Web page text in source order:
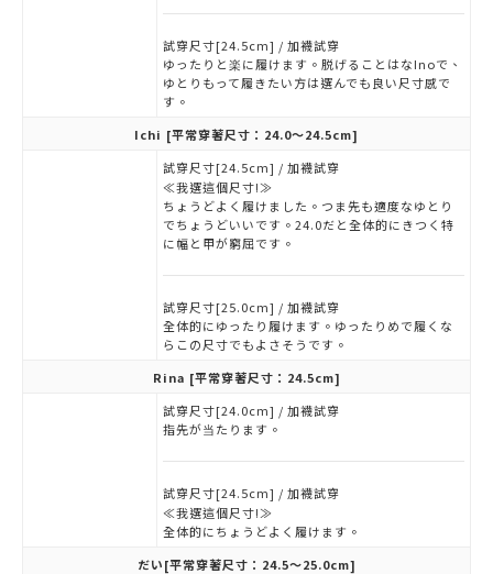
試穿尺寸[24.5cm] / 加襪試穿
ゆったりと楽に履けます。脱げることはなInoで、
ゆとりもって履きたい方は選んでも良い尺寸感で
す。
Ichi [平常穿著尺寸：24.0～24.5cm]
試穿尺寸[24.5cm] / 加襪試穿
≪我選這個尺寸!≫
ちょうどよく履けました。つま先も適度なゆとり
でちょうどいいです。24.0だと全体的にきつく特
に幅と甲が窮屈です。
試穿尺寸[25.0cm] / 加襪試穿
全体的にゆったり履けます。ゆったりめで履くな
らこの尺寸でもよさそうです。
Rina [平常穿著尺寸：24.5cm]
試穿尺寸[24.0cm] / 加襪試穿
指先が当たります。
試穿尺寸[24.5cm] / 加襪試穿
≪我選這個尺寸!≫
全体的にちょうどよく履けます。
だい[平常穿著尺寸：24.5～25.0cm]